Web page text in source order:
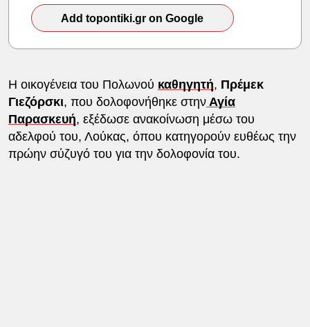
Add topontiki.gr on Google
Η οικογένεια του Πολωνού καθηγητή, Πρέμεκ
Γιεζόρσκι, που δολοφονήθηκε στηνΑγία
Παρασκευή, εξέδωσε ανακοίνωση μέσω του
αδελφού του, Λούκας, όπου κατηγορούν ευθέως την
πρώην σύζυγό του για την δολοφονία του.